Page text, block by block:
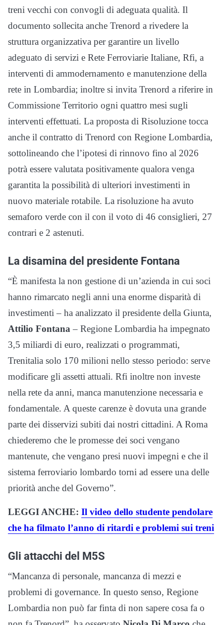
treni vecchi con convogli di adeguata qualità. Il
documento sollecita anche Trenord a rivedere la
struttura organizzativa per garantire un livello
adeguato di servizi e Rete Ferroviarie Italiane, Rfi, a
interventi di ammodernamento e manutenzione della
rete in Lombardia; inoltre si invita Trenord a riferire in
Commissione Territorio ogni quattro mesi sugli
interventi effettuati. La proposta di Risoluzione tocca
anche il contratto di Trenord con Regione Lombardia,
sottolineando che l’ipotesi di rinnovo fino al 2026
potrà essere valutata positivamente qualora venga
garantita la possibilità di ulteriori investimenti in
nuovo materiale rotabile. La risoluzione ha avuto
semaforo verde con il con il voto di 46 consiglieri, 27
contrari e 2 astenuti.
La disamina del presidente Fontana
“È manifesta la non gestione di un’azienda in cui soci
hanno rimarcato negli anni una enorme disparità di
investimenti – ha analizzato il presidente della Giunta,
Attilio Fontana – Regione Lombardia ha impegnato
3,5 miliardi di euro, realizzati o programmati,
Trenitalia solo 170 milioni nello stesso periodo: serve
modificare gli assetti attuali. Rfi inoltre non investe
nella rete da anni, manca manutenzione necessaria e
fondamentale. A queste carenze è dovuta una grande
parte dei disservizi subiti dai nostri cittadini. A Roma
chiederemo che le promesse dei soci vengano
mantenute, che vengano presi nuovi impegni e che il
sistema ferroviario lombardo torni ad essere una delle
priorità anche del Governo”.
LEGGI ANCHE: Il video dello studente pendolare
che ha filmato l’anno di ritardi e problemi sui treni
Gli attacchi del M5S
“Mancanza di personale, mancanza di mezzi e
problemi di governance. In questo senso, Regione
Lombardia non può far finta di non sapere cosa fa o